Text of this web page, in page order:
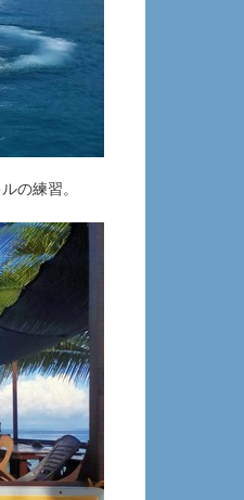
の練習。